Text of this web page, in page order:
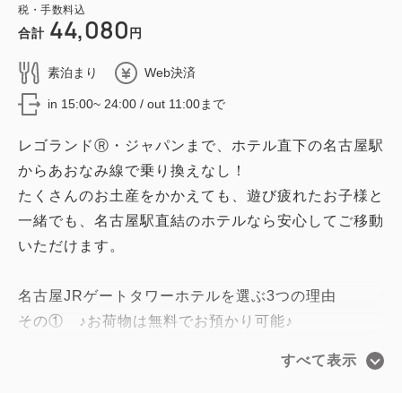
税・手数料込
合計 44,080 円
素泊まり Web決済
in 15:00~ 24:00 / out 11:00まで
レゴランドⓇ・ジャパンまで、ホテル直下の名古屋駅
からあおなみ線で乗り換えなし！
たくさんのお土産をかかえても、遊び疲れたお子様と
一緒でも、名古屋駅直結のホテルなら安心してご移動
いただけます。
名古屋JRゲートタワーホテルを選ぶ3つの理由
その① ♪お荷物は無料でお預かり可能♪
なく、ホテルへ荷物を預けて身軽にレゴランドⓇやシ
すべて表示